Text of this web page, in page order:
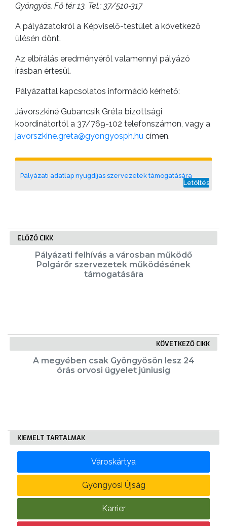
Gyöngyös, Fő tér 13. Tel.: 37/510-317
A pályázatokról a Képviselő-testület a következő
ülésén dönt.
Az elbírálás eredményéről valamennyi pályázó
írásban értesül.
Pályázattal kapcsolatos információ kérhető:
Jávorszkiné Gubancsik Gréta bizottsági
koordinátortól a 37/769-102 telefonszámon, vagy a
javorszkine.greta@gyongyosph.hu címen.
Pályázati adatlap nyugdíjas szervezetek támogatására
Letöltés
ELŐZŐ CIKK
Pályázati felhívás a városban működő
Polgárőr szervezetek működésének
támogatására
KÖVETKEZŐ CIKK
A megyében csak Gyöngyösön lesz 24
órás orvosi ügyelet júniusig
KIEMELT TARTALMAK
Városkártya
Gyöngyösi Újság
Karrier